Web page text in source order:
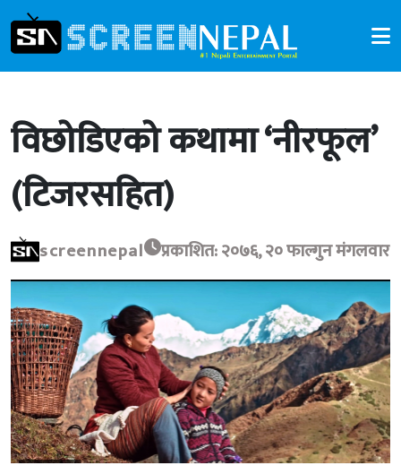
विछोडिएको कथामा ‘नीरफूल’
(टिजरसहित)
screennepal प्रकाशित: २०७६, २० फाल्गुन मंगलवार